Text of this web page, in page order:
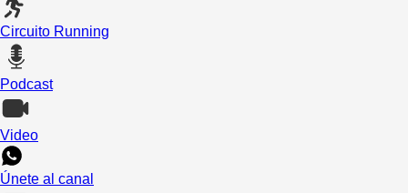
Circuito Running
Podcast
Video
Únete al canal